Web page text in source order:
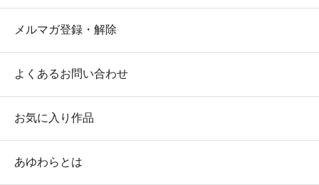
メルマガ登録・解除
よくあるお問い合わせ
お気に入り作品
あゆわらとは